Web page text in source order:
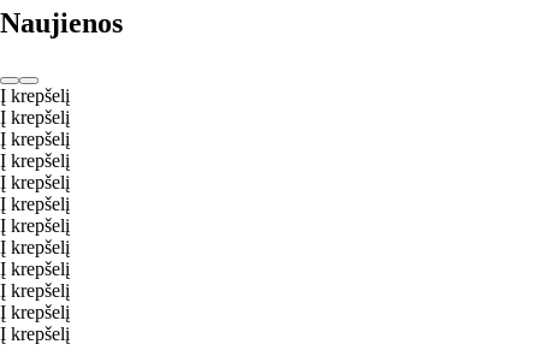
Naujienos
Į krepšelį
Į krepšelį
Į krepšelį
Į krepšelį
Į krepšelį
Į krepšelį
Į krepšelį
Į krepšelį
Į krepšelį
Į krepšelį
Į krepšelį
Į krepšelį